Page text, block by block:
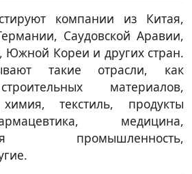
компании из Китая,
Саудовской Аравии,
Кореи и других стран.
такие отрасли, как
материалов,
химия, текстиль, продукты
медицина,
промышленность,